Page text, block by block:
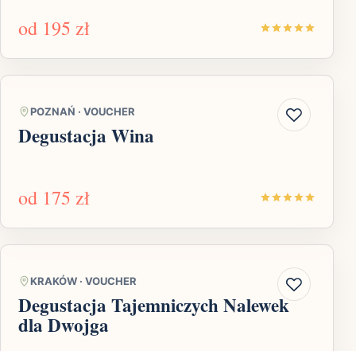
od 195 zł
POZNAŃ · VOUCHER
Degustacja Wina
od 175 zł
KRAKÓW · VOUCHER
Degustacja Tajemniczych Nalewek
dla Dwojga